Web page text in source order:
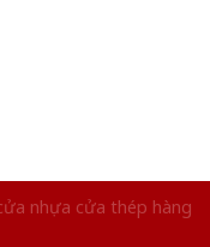
nhựa cửa thép hàng